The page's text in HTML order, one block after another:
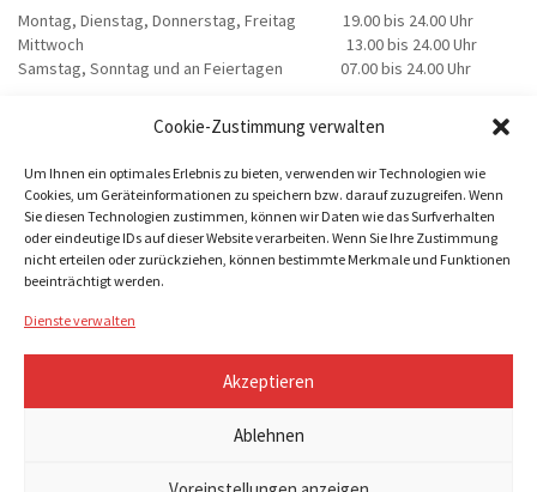
Cookie-Zustimmung verwalten
Um Ihnen ein optimales Erlebnis zu bieten, verwenden wir Technologien wie
Cookies, um Geräteinformationen zu speichern bzw. darauf zuzugreifen. Wenn
Sie diesen Technologien zustimmen, können wir Daten wie das Surfverhalten
oder eindeutige IDs auf dieser Website verarbeiten. Wenn Sie Ihre Zustimmung
nicht erteilen oder zurückziehen, können bestimmte Merkmale und Funktionen
beeinträchtigt werden.
Dienste verwalten
Akzeptieren
Ablehnen
Montag, Dienstag, Donnerstag, Freitag 19.00 bis 24.00 Uhr
Mittwoch 13.00 bis 24.00 Uhr
Samstag, Sonntag und an Feiertagen 07.00 bis 24.00 Uhr
Copyright © 2022 | UROLOGISCHE PRAXIS SCHÖNFELDER STRAßER |
Fachärzte für Urologie – Dr.
med. Robert Schönfelder – Dr.